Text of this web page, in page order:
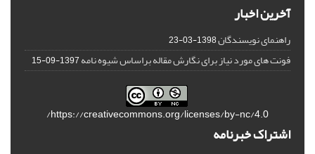
آخرین اخبار
راهنمای نویسندگان1398-03-23
فونت های مورد نیاز برای نگارش مقاله براساس شیوه نامه1397-09-15
https://creativecommons.org/licenses/by-nc/4.0/
اشتراک خبرنامه